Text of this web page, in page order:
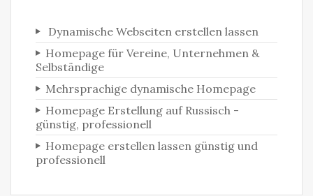
Dynamische Webseiten erstellen lassen
Homepage für Vereine, Unternehmen &
Selbständige‎
Mehrsprachige dynamische Homepage
Homepage Erstellung auf Russisch -
günstig, professionell
Homepage erstellen lassen günstig und
professionell